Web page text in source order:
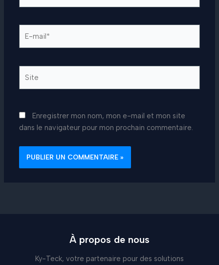
Enregistrer mon nom, mon e-mail et mon site
dans le navigateur pour mon prochain commentaire.
À propos de nous
Ky-Teck, votre partenaire pour des solutions